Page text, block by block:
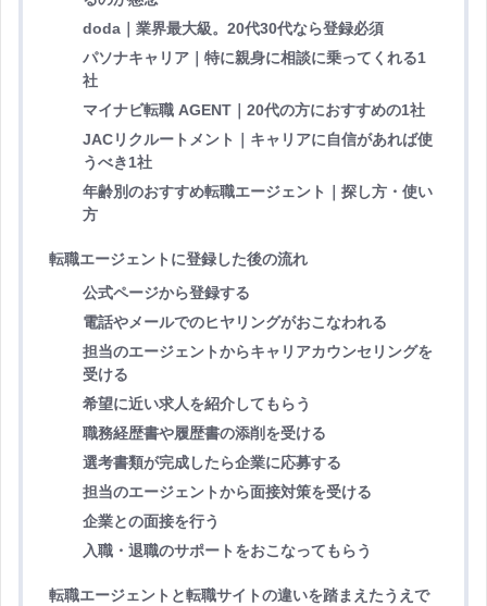
doda｜業界最大級。20代30代なら登録必須
パソナキャリア｜特に親身に相談に乗ってくれる1
社
マイナビ転職 AGENT｜20代の方におすすめの1社
JACリクルートメント｜キャリアに自信があれば使
うべき1社
年齢別のおすすめ転職エージェント｜探し方・使い
方
転職エージェントに登録した後の流れ
公式ページから登録する
電話やメールでのヒヤリングがおこなわれる
担当のエージェントからキャリアカウンセリングを
受ける
希望に近い求人を紹介してもらう
職務経歴書や履歴書の添削を受ける
選考書類が完成したら企業に応募する
担当のエージェントから面接対策を受ける
企業との面接を行う
入職・退職のサポートをおこなってもらう
転職エージェントと転職サイトの違いを踏まえたうえで